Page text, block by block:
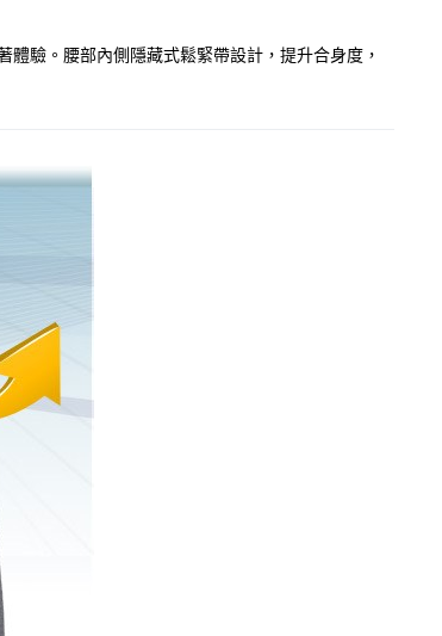
驗。腰部內側隱藏式鬆緊帶設計，提升合身度，